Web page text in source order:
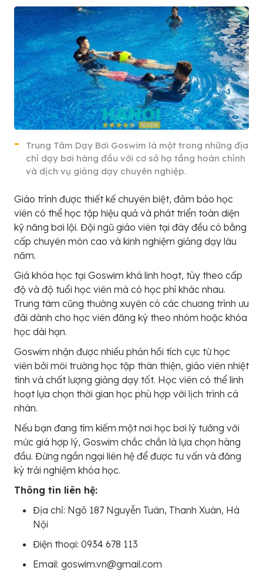
Trung Tâm Dạy Bơi Goswim là một trong những địa
chỉ dạy bơi hàng đầu với cơ sở hạ tầng hoàn chỉnh
và dịch vụ giảng dạy chuyên nghiệp.
Giáo trình được thiết kế chuyên biệt, đảm bảo học
viên có thể học tập hiệu quả và phát triển toàn diện
kỹ năng bơi lội. Đội ngũ giáo viên tại đây đều có bằng
cấp chuyên môn cao và kinh nghiệm giảng dạy lâu
năm.
Giá khóa học tại Goswim khá linh hoạt, tùy theo cấp
độ và độ tuổi học viên mà có học phí khác nhau.
Trung tâm cũng thường xuyên có các chương trình ưu
đãi dành cho học viên đăng ký theo nhóm hoặc khóa
học dài hạn.
Goswim nhận được nhiều phản hồi tích cực từ học
viên bởi môi trường học tập thân thiện, giáo viên nhiệt
tình và chất lượng giảng dạy tốt. Học viên có thể linh
hoạt lựa chọn thời gian học phù hợp với lịch trình cá
nhân.
Nếu bạn đang tìm kiếm một nơi học bơi lý tưởng với
mức giá hợp lý, Goswim chắc chắn là lựa chọn hàng
đầu. Đừng ngần ngại liên hệ để được tư vấn và đăng
ký trải nghiệm khóa học.
Thông tin liên hệ:
Địa chỉ: Ngõ 187 Nguyễn Tuân, Thanh Xuân, Hà
Nội
Điện thoại: 0934 678 113
Email: goswim.vn@gmail.com